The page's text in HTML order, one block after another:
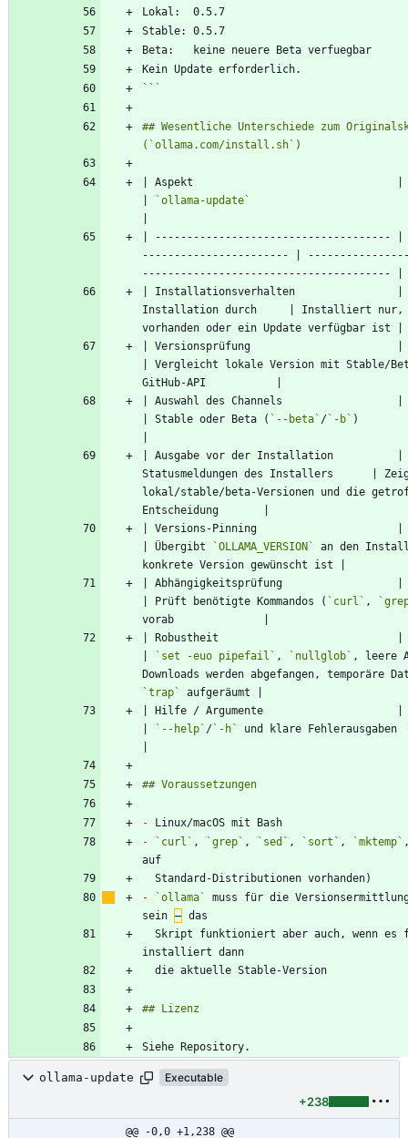
```
## Wesentliche Unterschiede zum
| Aspekt                                |
`ollama-update`
| -------------------------------------
----------------------- |
| Installationsverhalten                |
Installation durch     | Installiert nur,
| Versionsprüfung                       |
| Vergleicht lokale Version mit Stable/
| Auswahl des Channels                  |
| Stable oder Beta ( `--beta` /`-b` )
| Ausgabe vor der Installation          |
Statusmeldungen des Installers      |
lokal/stable/beta-Versionen und die
| Versions-Pinning                      |
| Übergibt
`OLLAMA_VERSION`
an den
| Abhängigkeitsprüfung                  |
| Prüft benötigte Kommandos ( `curl` ,
| Robustheit                            |
`set -euo pipefail` , `nullglob` , leere
`trap`
| Hilfe / Argumente                     |
`--help` /`-h`
und klare Fehlerausgaben
-
-
`curl` , `grep` , `sed` , `sort` , `mktemp`
-
`ollama`
muss für die
sein –
Siehe Repository.
ollama-update Executable
+238
@@ -0,0 +1,238 @@